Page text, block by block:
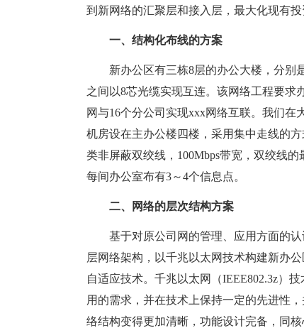
到新网络的汇聚层和接入层，最大化现有投
一、结构化布线的方案
新办公区有三栋8层的办公大楼，分别
之间以8芯光缆实现互连。该网络工程要求
网与16个分公司实现xxx网络互联。我们
机房设在主办公楼四楼，采用集中走线的
类非屏蔽双绞线，100Mbps带宽，双绞线
每间办公室布有3～4个信息点。
二、网络的层次结构方案
基于对原公司网的管理、应用方面的认
层网络架构，以千兆以太网技术构建新办
自适应技术。千兆以太网（IEEE802.3z）
用的需求，并在技术上保持一定的先进性
络结构变得更加清晰，功能设计完备，同